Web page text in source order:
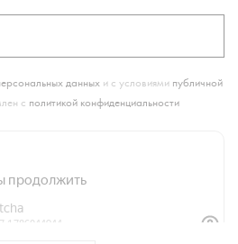
данныхи с условиями публичной
с политикой конфиденциальности